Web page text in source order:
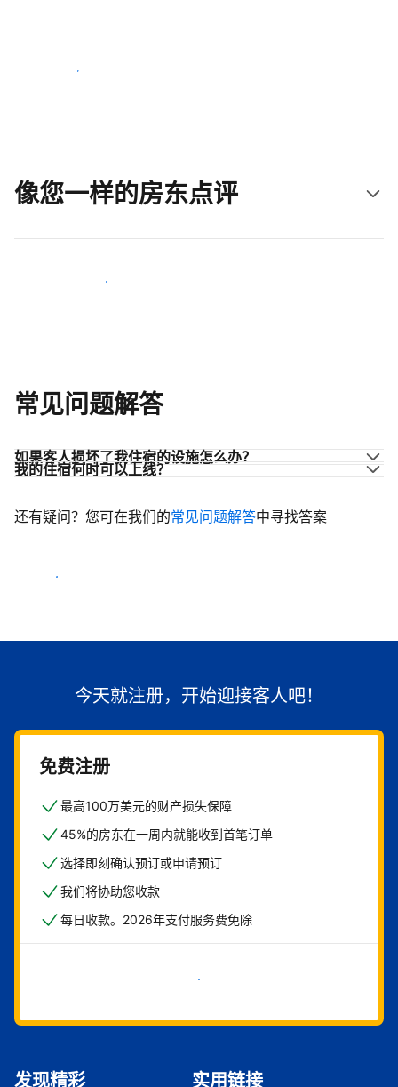
立即触达新客人
像您一样的房东点评
加入和您类似的房东行类
常见问题解答
如果客人损坏了我住宿的设施怎么办？
我的住宿何时可以上线？
还有疑问？您可在我们的常见问题解答中寻找答案
开始迎客
今天就注册，开始迎接客人吧！
免费注册
最高100万美元的财产损失保障
45%的房东在一周内就能收到首笔订单
选择即刻确认预订或申请预订
我们将协助您收款
每日收款。2026年支付服务费免除
立即开始
发现精彩 实用链接